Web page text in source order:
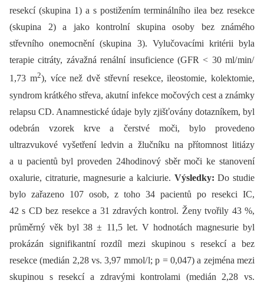
resekcí (skupina 1) a s postižením terminálního ilea bez resekce
(skupina 2) a jako kontrolní skupina osoby bez známého
střevního onemocnění (skupina 3). Vylučovacími kritérii byla
terapie citráty, závažná renální insuficience (GFR < 30 ml/ min/
1,73 m2), více než dvě střevní resekce, ileostomie, kolektomie,
syndrom krátkého střeva, akutní infekce močových cest a známky
relapsu CD. Anamnestické údaje byly zjišťovány dotazníkem, byl
odebrán vzorek krve a čerstvé moči, bylo provedeno
ultrazvukové vyšetření ledvin a žlučníku na přítomnost litiázy
a u pacientů byl proveden 24hodinový sběr moči ke stanovení
oxalurie, citraturie, magnesurie a kalciurie. Výsledky:Do studie
bylo zařazeno 107 osob, z toho 34 pacientů po resekci IC,
42 s CD bez resekce a 31 zdravých kontrol. Ženy tvořily 43 %,
průměrný věk byl 38 ± 11,5 let. V hodnotách magnesurie byl
prokázán signifikantní rozdíl mezi skupinou s resekcí a bez
resekce (medián 2,28 vs. 3,97 mmol/ l; p = 0,047) a zejména mezi
skupinou s resekcí a zdravými kontrolami (medián 2,28 vs.